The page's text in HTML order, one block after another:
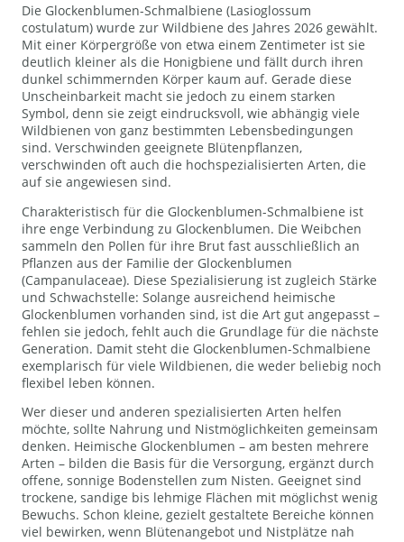
Die Glockenblumen-Schmalbiene (Lasioglossum
costulatum) wurde zur Wildbiene des Jahres 2026 gewählt.
Mit einer Körpergröße von etwa einem Zentimeter ist sie
deutlich kleiner als die Honigbiene und fällt durch ihren
dunkel schimmernden Körper kaum auf. Gerade diese
Unscheinbarkeit macht sie jedoch zu einem starken
Symbol, denn sie zeigt eindrucksvoll, wie abhängig viele
Wildbienen von ganz bestimmten Lebensbedingungen
sind. Verschwinden geeignete Blütenpflanzen,
verschwinden oft auch die hochspezialisierten Arten, die
auf sie angewiesen sind.
Charakteristisch für die Glockenblumen-Schmalbiene ist
ihre enge Verbindung zu Glockenblumen. Die Weibchen
sammeln den Pollen für ihre Brut fast ausschließlich an
Pflanzen aus der Familie der Glockenblumen
(Campanulaceae). Diese Spezialisierung ist zugleich Stärke
und Schwachstelle: Solange ausreichend heimische
Glockenblumen vorhanden sind, ist die Art gut angepasst –
fehlen sie jedoch, fehlt auch die Grundlage für die nächste
Generation. Damit steht die Glockenblumen-Schmalbiene
exemplarisch für viele Wildbienen, die weder beliebig noch
flexibel leben können.
Wer dieser und anderen spezialisierten Arten helfen
möchte, sollte Nahrung und Nistmöglichkeiten gemeinsam
denken. Heimische Glockenblumen – am besten mehrere
Arten – bilden die Basis für die Versorgung, ergänzt durch
offene, sonnige Bodenstellen zum Nisten. Geeignet sind
trockene, sandige bis lehmige Flächen mit möglichst wenig
Bewuchs. Schon kleine, gezielt gestaltete Bereiche können
viel bewirken, wenn Blütenangebot und Nistplätze nah